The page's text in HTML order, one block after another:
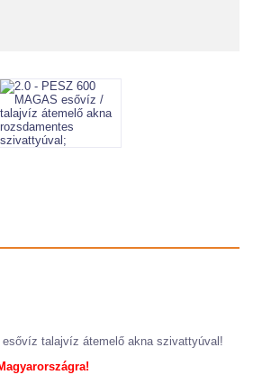
talajvíz átemelő akna szivattyúval!